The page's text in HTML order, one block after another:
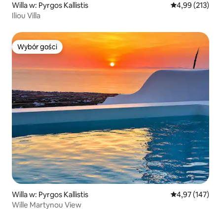
Willa w: Pyrgos Kallistis Średnia
4,99 (213)
Iliou Villa
Wybór gości
Wybór gości
Willa w: Pyrgos Kallistis Średnia
4,97 (147)
Wille Martynou View